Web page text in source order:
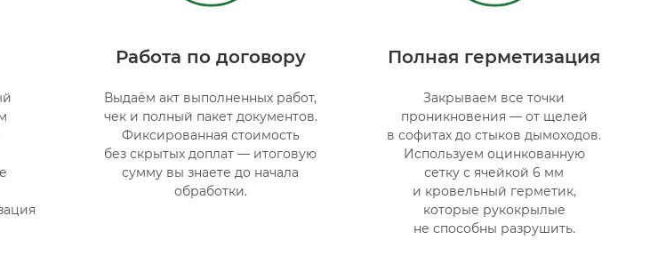
Работа по договору
Выдаём акт выполненных работ,
чек и полный пакет документов.
Фиксированная стоимость
без скрытых доплат — итоговую
сумму вы знаете до начала
обработки.
Полная герметизация
Закрываем все точки
проникновения — от щелей
в софитах до стыков дымоходов.
Используем оцинкованную
сетку с ячейкой 6 мм
и кровельный герметик,
которые рукокрылые
не способны разрушить.